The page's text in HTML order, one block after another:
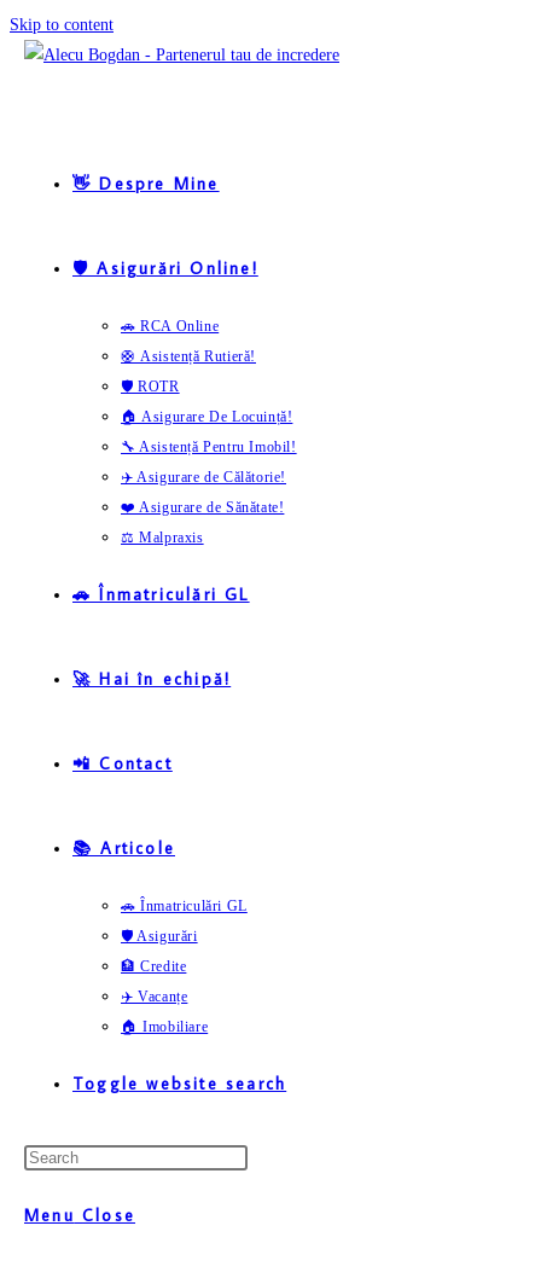
Skip to content
👋 Despre Mine
🛡️ Asigurări Online!
🚗 RCA Online
🛟 Asistență Rutieră!
🛡️ ROTR
🏠 Asigurare De Locuință!
🔧 Asistență Pentru Imobil!
✈️ Asigurare de Călătorie!
❤️ Asigurare de Sănătate!
⚖️ Malpraxis
🚗 Înmatriculări GL
🚀 Hai în echipă!
📲 Contact
📚 Articole
🚗 Înmatriculări GL
🛡️ Asigurări
🏦 Credite
✈️ Vacanțe
🏠 Imobiliare
Toggle website search
Menu Close